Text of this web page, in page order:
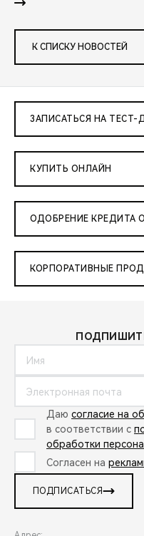
К СПИСКУ НОВОСТЕЙ
ЗАПИСАТЬСЯ НА ТЕСТ-
КУПИТЬ ОНЛАЙН
ОДОБРЕНИЕ КРЕДИТА
КОРПОРАТИВНЫЕ
Даю согласие на
в соответствии с
обработки
Согласен на
ПОДПИСАТЬСЯ